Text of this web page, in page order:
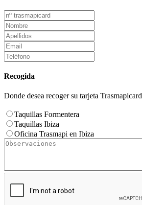
Recogida
Donde desea recoger su tarjeta Trasmapicard
Taquillas Formentera
Taquillas Ibiza
Oficina Trasmapi en Ibiza